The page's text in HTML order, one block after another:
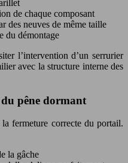
de chaque composant
des neuves de même taille
du démontage
l’intervention d’un serrurier
avec la structure interne des
pêne dormant
fermeture correcte du portail.
la gâche